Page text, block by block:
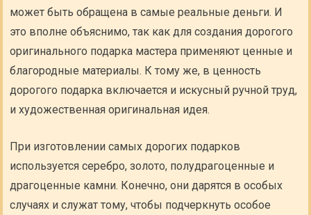
может быть обращена в самые реальные деньги. И
это вполне объяснимо, так как для создания дорогого
оригинального подарка мастера применяют ценные и
благородные материалы. К тому же, в ценность
дорогого подарка включается и искусный ручной труд,
и художественная оригинальная идея.
При изготовлении самых дорогих подарков
используется серебро, золото, полудрагоценные и
драгоценные камни. Конечно, они дарятся в особых
случаях и служат тому, чтобы подчеркнуть особое